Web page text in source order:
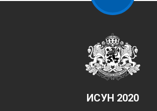
ИСУН 2020